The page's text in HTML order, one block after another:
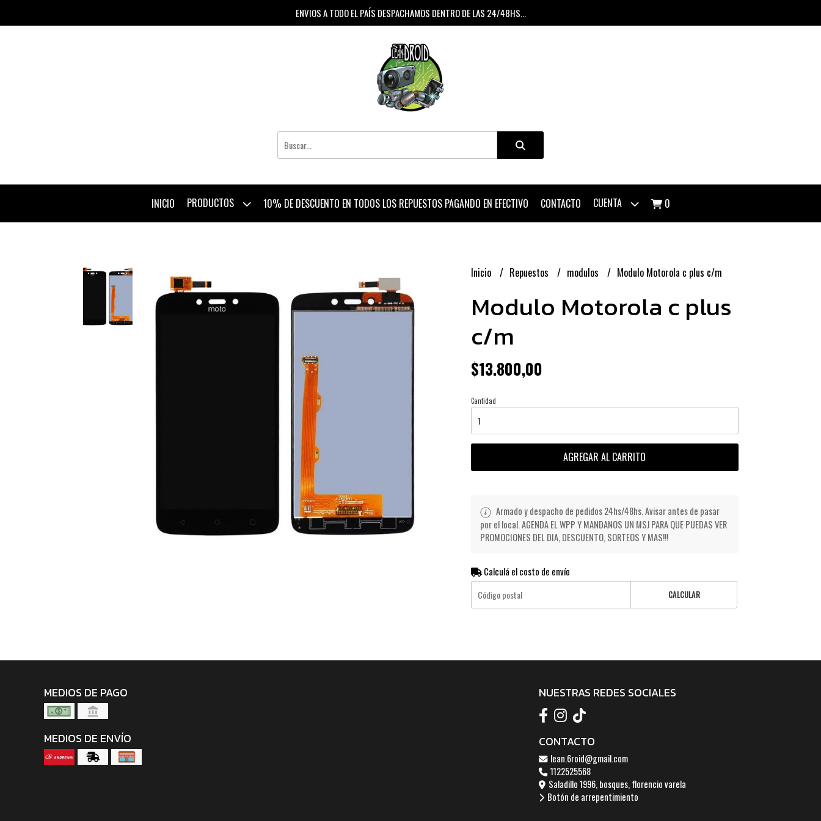
ENVIOS A TODO EL PAÍS DESPACHAMOS DENTRO DE LAS 24/48HS...
INICIO PRODUCTOS 10% DE DESCUENTO EN TODOS LOS REPUESTOS PAGANDO EN EFECTIVO CONTACTO CUENTA 0
Inicio Repuestos modulos Modulo Motorola c plus c/m
Modulo Motorola c plus
c/m
$13.800,00
Cantidad
AGREGAR AL CARRITO
Armado y despacho de pedidos 24hs/48hs. Avisar antes de pasar
por el local. AGENDA EL WPP Y MANDANOS UN MSJ PARA QUE PUEDAS VER
PROMOCIONES DEL DIA, DESCUENTO, SORTEOS Y MAS!!!
Calculá el costo de envío
CALCULAR
MEDIOS DE PAGO
MEDIOS DE ENVÍO
NUESTRAS REDES SOCIALES
CONTACTO
lean.6roid@gmail.com
1122525568
Saladillo 1996, bosques, florencio varela
Botón de arrepentimiento